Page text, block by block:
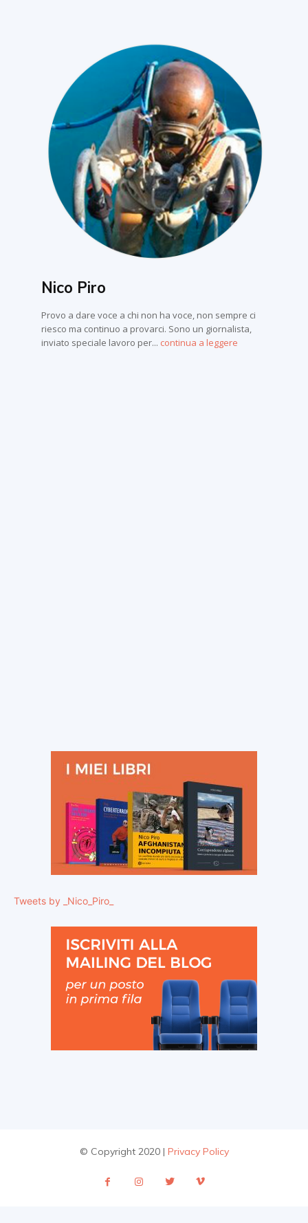
Nico Piro
Provo a dare voce a chi non ha voce, non sempre ci
riesco ma continuo a provarci. Sono un giornalista,
inviato speciale lavoro per... continua a leggere
Tweets by _Nico_Piro_
© Copyright 2020 | Privacy Policy